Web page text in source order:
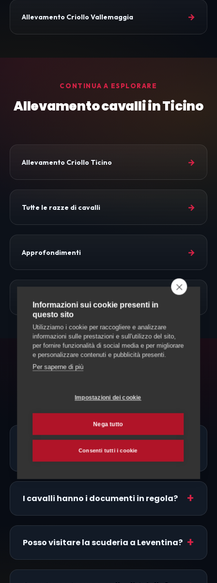
Allevamento Criollo Vallemaggia →
CONTINUA A ESPLORARE
Allevamento cavalli in Ticino
Allevamento Criollo Ticino →
Tutte le razze di cavalli →
Approfondimenti →
Ci sono allevatori di Criollo proprio a
I cavalli hanno i documenti in regola?
Posso visitare la scuderia a Leventina?
Informazioni sui cookie presenti in
questo sito
Utilizziamo i cookie per raccogliere e analizzare
informazioni sulle prestazioni e sull'utilizzo del sito,
per fornire funzionalità di social media e per migliorare
e personalizzare contenuti e pubblicità presenti.
Per saperne di più
Impostazioni dei cookie
Nega tutto
Consenti tutti i cookie